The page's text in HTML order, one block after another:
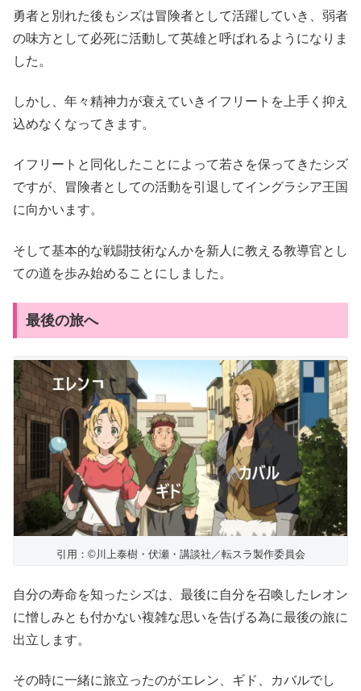
勇者と別れた後もシズは冒険者として活躍していき、弱者
の味方として必死に活動して英雄と呼ばれるようになりま
した。
しかし、年々精神力が衰えていきイフリートを上手く抑え
込めなくなってきます。
イフリートと同化したことによって若さを保ってきたシズ
ですが、冒険者としての活動を引退してイングラシア王国
に向かいます。
そして基本的な戦闘技術なんかを新人に教える教導官とし
ての道を歩み始めることにしました。
最後の旅へ
引用：©川上泰樹・伏瀬・講談社／転スラ製作委員会
自分の寿命を知ったシズは、最後に自分を召喚したレオン
に憎しみとも付かない複雑な思いを告げる為に最後の旅に
出立します。
その時に一緒に旅立ったのがエレン、ギド、カバルでし